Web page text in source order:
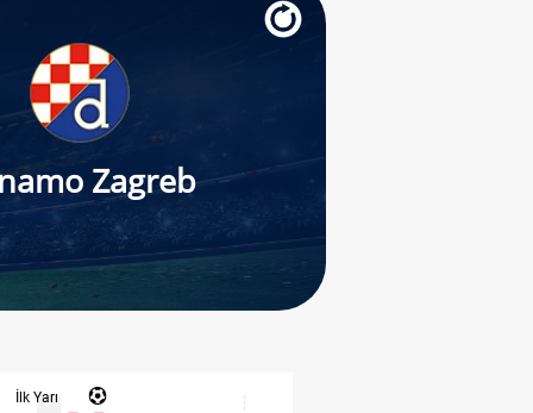
Zagreb
İlk Yarı